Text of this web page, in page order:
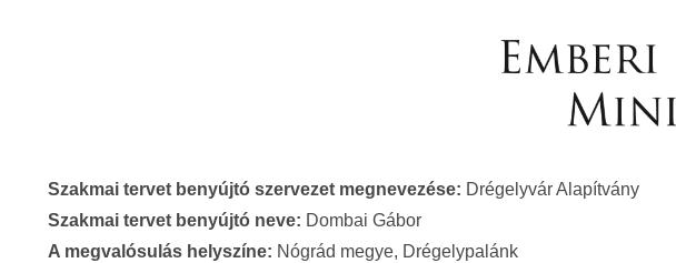
Szakmai tervet benyújtó szervezet megnevezése: Drégelyvár Alapítvány
Szakmai tervet benyújtó neve: Dombai Gábor
A megvalósulás helyszíne: Nógrád megye, Drégelypalánk